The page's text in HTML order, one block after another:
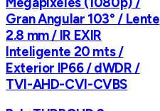
Gran Angular 103° / Lente
2.8 mm / IR EXIR
Inteligente 20 mts /
Exterior IP66 / dWDR /
TVI-AHD-CVI-CVBS